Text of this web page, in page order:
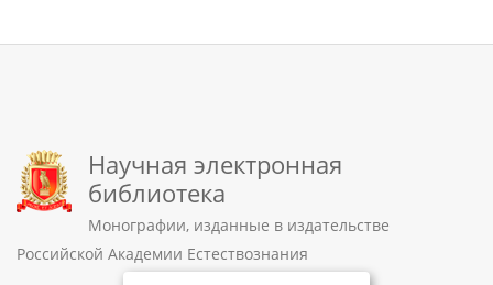
Научная электронная
библиотека
Монографии, изданные в издательстве
Российской Академии Естествознания